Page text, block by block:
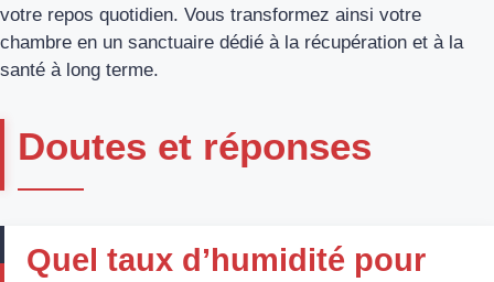
votre repos quotidien. Vous transformez ainsi votre
chambre en un sanctuaire dédié à la récupération et à la
santé à long terme.
Doutes et réponses
Quel taux d’humidité pour